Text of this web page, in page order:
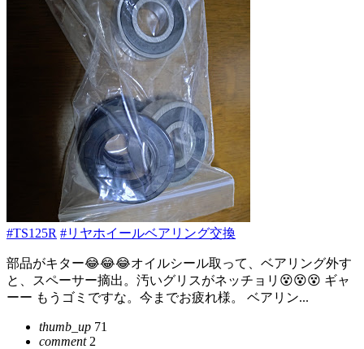
#TS125R #リヤホイールベアリング交換
部品がキター😂😂😂オイルシール取って、ベアリング外す
と、スペーサー摘出。汚いグリスがネッチョリ😵😵😵 ギャ
ーー もうゴミですな。今までお疲れ様。 ベアリン...
thumb_up 71
comment2